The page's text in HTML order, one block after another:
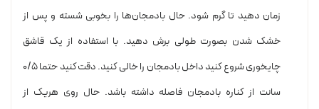
زمان دهید تا گرم شود. حال بادمجان‌ها را بخوبی شسته و پس از
خشک شدن بصورت طولی برش دهید. با استفاده از یک قاشق
چایخوری شروع کنید داخل بادمجان را خالی کنید. دقت کنید حتما ۰/۵
سانت از کناره بادمجان فاصله داشته باشد. حال روی هریک از